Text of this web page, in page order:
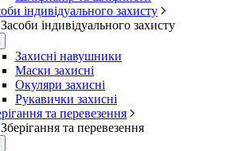
індивідуального захисту
Засоби індивідуального захисту
Захисні навушники
Маски захисні
Окуляри захисні
Рукавички захисні
та перевезення
Зберігання та перевезення